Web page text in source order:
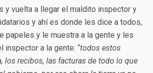
y vuelta a llegar el maldito inspector y
y ahí es donde les dice a todos,
papeles y le muestra a la gente y les
inspector a la gente: “todos estos
los recibos, las facturas de todo lo que